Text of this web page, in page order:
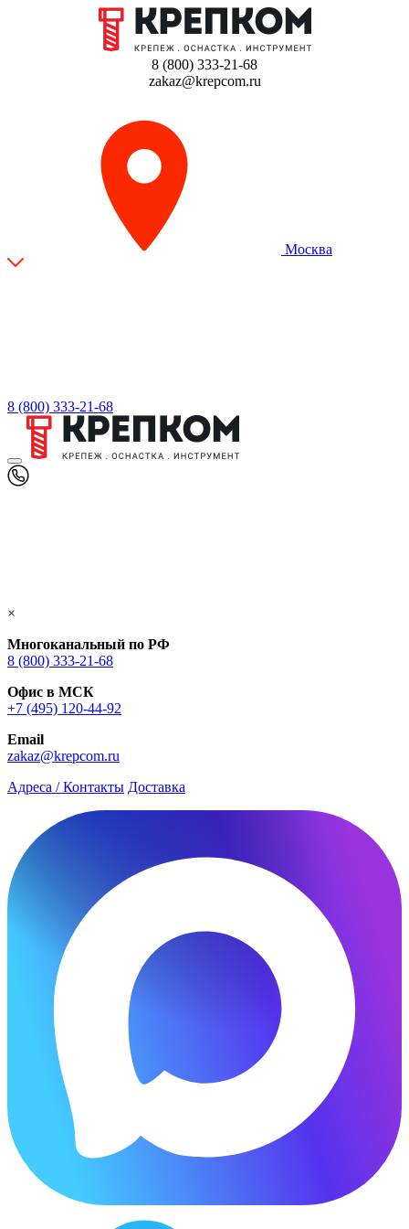
8 (800) 333-21-68
zakaz@krepcom.ru
Москва
8 (800) 333-21-68
×
Многоканальный по РФ
8 (800) 333‑21-68
Офис в МСК
+7 (495) 120-44-92
Email
zakaz@krepcom.ru
Адреса / Контакты Доставка